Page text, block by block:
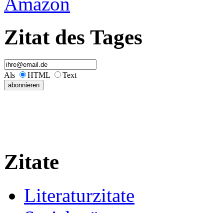
Zitat des Tages
Als HTML Text
Zitate
Literaturzitate